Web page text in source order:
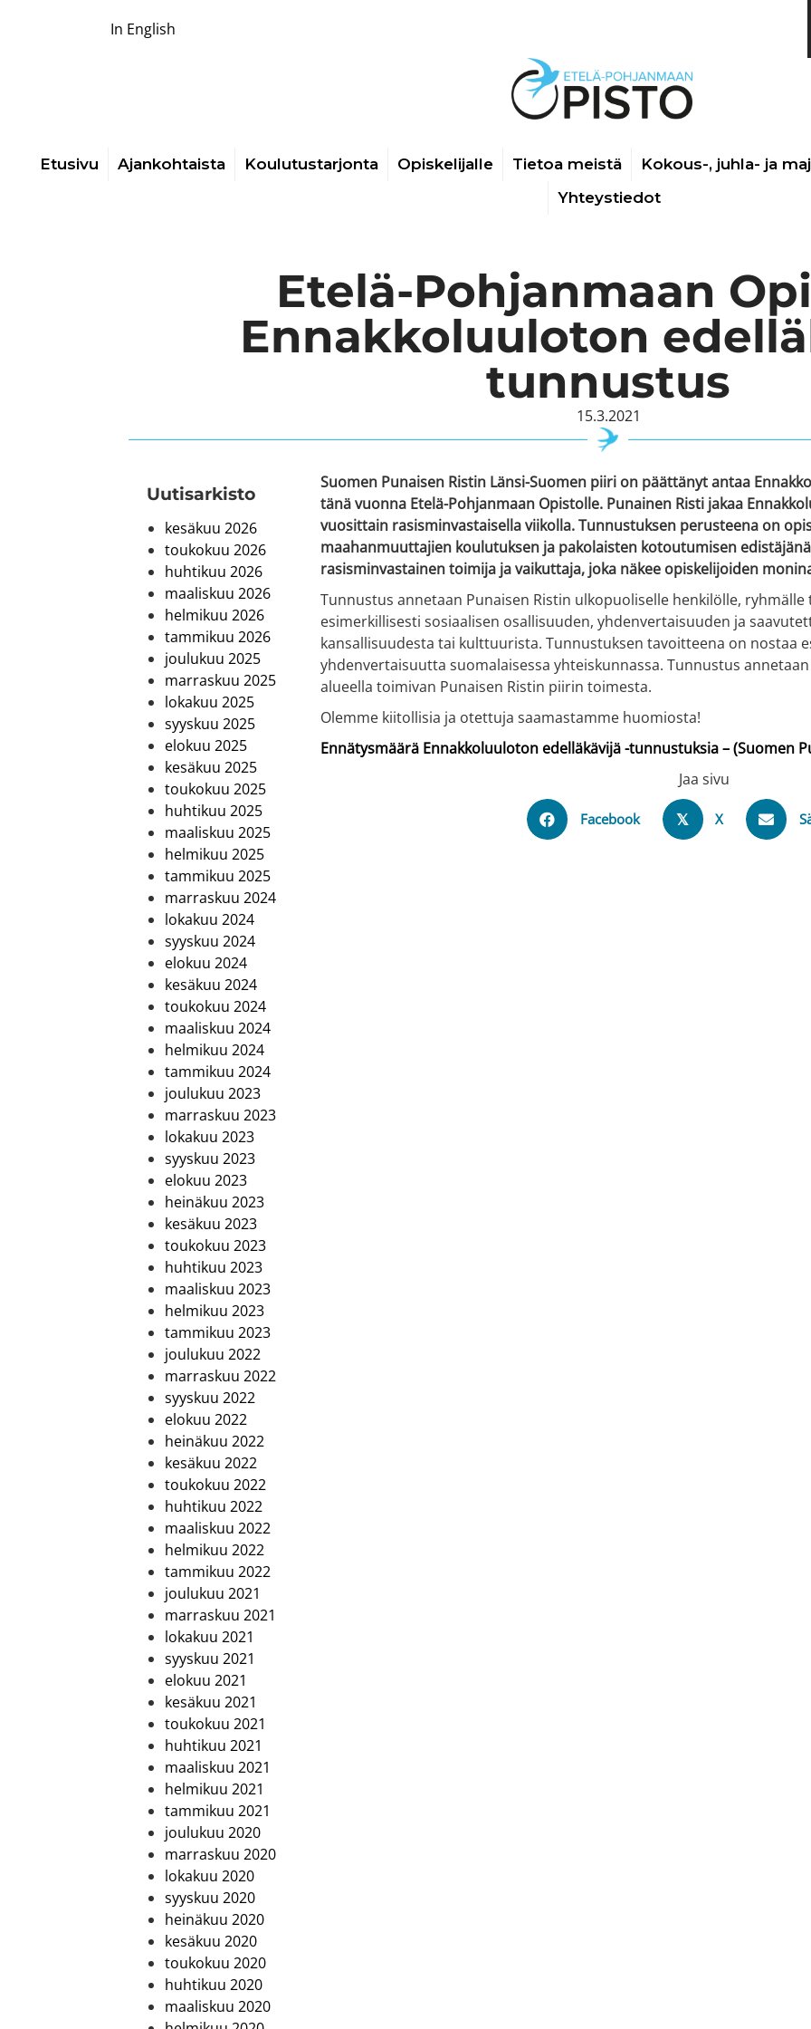
In English
Etusivu Ajankohtaista Koulutustarjonta Opiskelijalle Tietoa meistä Kokous-, juhla- ja
Yhteystiedot
Etelä-Pohjanmaan
Ennakkoluuloton
tunnustus
15.3.2021
Uutis­arkisto
kesäkuu 2026
toukokuu 2026
huhtikuu 2026
maaliskuu 2026
helmikuu 2026
tammikuu 2026
joulukuu 2025
marraskuu 2025
lokakuu 2025
syyskuu 2025
elokuu 2025
kesäkuu 2025
toukokuu 2025
huhtikuu 2025
maaliskuu 2025
helmikuu 2025
tammikuu 2025
marraskuu 2024
lokakuu 2024
syyskuu 2024
elokuu 2024
kesäkuu 2024
toukokuu 2024
maaliskuu 2024
helmikuu 2024
tammikuu 2024
joulukuu 2023
marraskuu 2023
lokakuu 2023
syyskuu 2023
elokuu 2023
heinäkuu 2023
kesäkuu 2023
toukokuu 2023
huhtikuu 2023
maaliskuu 2023
helmikuu 2023
tammikuu 2023
joulukuu 2022
marraskuu 2022
syyskuu 2022
elokuu 2022
heinäkuu 2022
kesäkuu 2022
toukokuu 2022
huhtikuu 2022
maaliskuu 2022
helmikuu 2022
tammikuu 2022
joulukuu 2021
marraskuu 2021
lokakuu 2021
syyskuu 2021
elokuu 2021
kesäkuu 2021
toukokuu 2021
huhtikuu 2021
maaliskuu 2021
helmikuu 2021
tammikuu 2021
joulukuu 2020
marraskuu 2020
lokakuu 2020
syyskuu 2020
heinäkuu 2020
kesäkuu 2020
toukokuu 2020
huhtikuu 2020
maaliskuu 2020
Suomen Punaisen Ristin Länsi-Suomen piiri on päättänyt antaa
tänä vuonna Etelä-Pohjanmaan Opistolle. Punainen Risti jakaa
vuosittain rasisminvastaisella viikolla. Tunnustuksen perusteena on
maahanmuuttajien koulutuksen ja pakolaisten kotoutumisen
rasisminvastainen toimija ja vaikuttaja, joka näkee opiskelijoiden
Tunnustus annetaan Punaisen Ristin ulkopuoliselle henkilölle,
esimerkillisesti sosiaalisen osallisuuden, yhdenvertaisuuden ja
kansallisuudesta tai kulttuurista. Tunnustuksen tavoitteena on nostaa
yhdenvertaisuutta suomalaisessa yhteiskunnassa. Tunnustus
alueella toimivan Punaisen Ristin piirin toimesta.
Olemme kiitollisia ja otettuja saamastamme huomiosta!
Ennätysmäärä Ennakkoluuloton edelläkävijä -tunnustuksia – (Suomen
Jaa sivu
Facebook 𝕏 X